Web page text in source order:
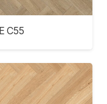
C55